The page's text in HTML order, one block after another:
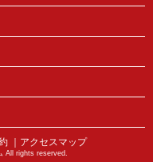
｜アクセスマップ
All rights reserved.